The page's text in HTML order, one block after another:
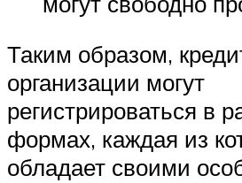
Таким образом,
организации могут
регистрироваться в
формах, каждая из
обладает своими